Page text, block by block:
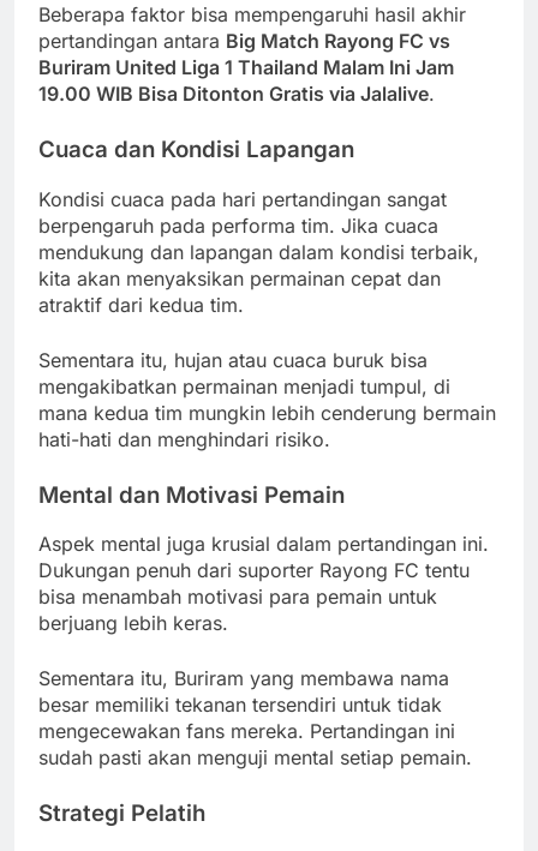
Beberapa faktor bisa mempengaruhi hasil akhir
pertandingan antara Big Match Rayong FC vs
Buriram United Liga 1 Thailand Malam Ini Jam
19.00 WIB Bisa Ditonton Gratis via Jalalive.
Cuaca dan Kondisi Lapangan
Kondisi cuaca pada hari pertandingan sangat
berpengaruh pada performa tim. Jika cuaca
mendukung dan lapangan dalam kondisi terbaik,
kita akan menyaksikan permainan cepat dan
atraktif dari kedua tim.
Sementara itu, hujan atau cuaca buruk bisa
mengakibatkan permainan menjadi tumpul, di
mana kedua tim mungkin lebih cenderung bermain
hati-hati dan menghindari risiko.
Mental dan Motivasi Pemain
Aspek mental juga krusial dalam pertandingan ini.
Dukungan penuh dari suporter Rayong FC tentu
bisa menambah motivasi para pemain untuk
berjuang lebih keras.
Sementara itu, Buriram yang membawa nama
besar memiliki tekanan tersendiri untuk tidak
mengecewakan fans mereka. Pertandingan ini
sudah pasti akan menguji mental setiap pemain.
Strategi Pelatih